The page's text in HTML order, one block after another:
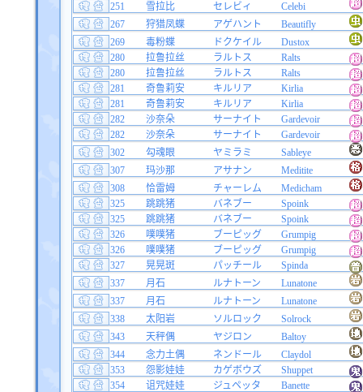
251
雪拉比 セレビィ
Celebi
267
狩猎凤蝶 アゲハント
Beautifly
269
毒粉蝶 ドクケイル
Dustox
280
拉鲁拉丝 ラルトス
Ralts
280
拉鲁拉丝 ラルトス
Ralts
281
奇鲁莉安 キルリア
Kirlia
281
奇鲁莉安 キルリア
Kirlia
282
沙奈朵 サーナイト
Gardevoir
282
沙奈朵 サーナイト
Gardevoir
302
勾魂眼 ヤミラミ
Sableye
307
玛沙那 アサナン
Meditite
308
恰雷姆 チャーレム
Medicham
325
跳跳猪 バネブー
Spoink
325
跳跳猪 バネブー
Spoink
326
噗噗猪 ブーピッグ
Grumpig
326
噗噗猪 ブーピッグ
Grumpig
327
晃晃斑 パッチール
Spinda
337
月石 ルナトーン
Lunatone
337
月石 ルナトーン
Lunatone
338
太阳岩 ソルロック
Solrock
343
天秤偶 ヤジロン
Baltoy
344
念力土偶 ネンドール
Claydol
353
怨影娃娃 カゲボウズ
Shuppet
354
诅咒娃娃 ジュペッタ Banette